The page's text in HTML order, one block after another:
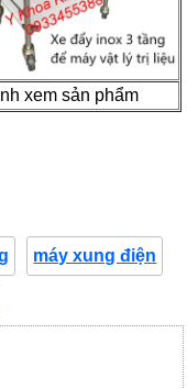
xem sản phẩm
máy xung điện